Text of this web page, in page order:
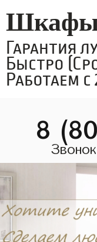
Шкафы
Гарантия
Быстро
Работаем с
8